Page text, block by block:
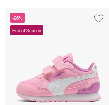
-26%
End of Season